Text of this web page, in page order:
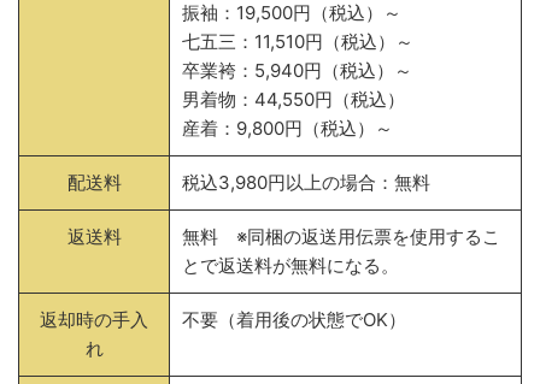
振袖：19,500円（税込）～
七五三：11,510円（税込）～
卒業袴：5,940円（税込）～
男着物：44,550円（税込）
産着：9,800円（税込）～
配送料 税込3,980円以上の場合：無料
返送料
無料 ※同梱の返送用伝票を使用するこ
とで返送料が無料になる。
返却時の手入
れ
不要（着用後の状態でOK）